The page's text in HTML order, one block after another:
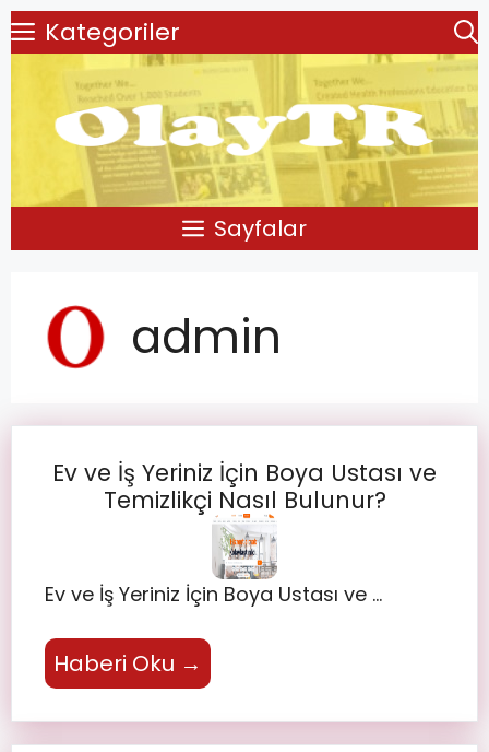
Kategoriler
Sayfalar
admin
Ev ve İş Yeriniz İçin Boya Ustası ve
Temizlikçi Nasıl Bulunur?
Ev ve İş Yeriniz İçin Boya Ustası ve …
Haberi Oku →